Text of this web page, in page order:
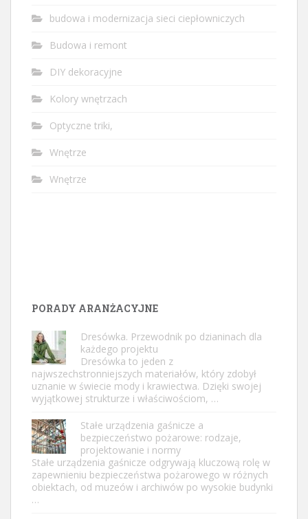
budowa i modernizacja sieci ciepłowniczych
Budowa i remont
DIY dekoracyjne
Kolory wnętrzach
Optyczne triki,
Wnętrze
Wnętrze
PORADY ARANŻACYJNE
Dresówka. Przewodnik po dzianinach dla
każdego projektu
Dresówka to jeden z
najwszechstronniejszych materiałów, który zdobył
uznanie w świecie mody i krawiectwa. Dzięki swojej
wyjątkowej strukturze i właściwościom, …
Stałe urządzenia gaśnicze a
bezpieczeństwo pożarowe: rodzaje,
projektowanie i normy
Stałe urządzenia gaśnicze odgrywają kluczową rolę w
zapewnieniu bezpieczeństwa pożarowego w różnych
obiektach, od muzeów i archiwów po wysokie budynki
…